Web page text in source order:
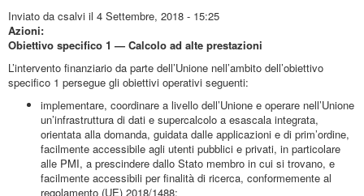
Inviato da csalvi il 4 Settembre, 2018 - 15:25
Azioni:
Obiettivo specifico 1 — Calcolo ad alte prestazioni
L’intervento finanziario da parte dell’Unione nell’ambito dell’obiettivo
specifico 1 persegue gli obiettivi operativi seguenti:
implementare, coordinare a livello dell’Unione e operare nell’Unione
un’infrastruttura di dati e supercalcolo a esascala integrata,
orientata alla domanda, guidata dalle applicazioni e di prim’ordine,
facilmente accessibile agli utenti pubblici e privati, in particolare
alle PMI, a prescindere dallo Stato membro in cui si trovano, e
facilmente accessibili per finalità di ricerca, conformemente al
regolamento (UE) 2018/1488;